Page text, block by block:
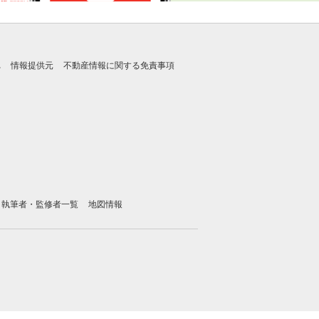
情報提供元 不動産情報に関する免責事項
執筆者・監修者一覧 地図情報